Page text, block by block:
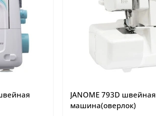
JANOME 793D швейная
машина(оверлок)